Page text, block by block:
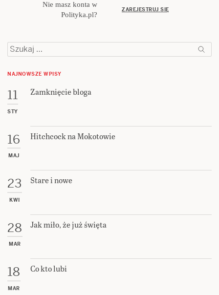
Nie masz konta w
Polityka.pl?
ZAREJESTRUJ SIĘ
Szukaj:
NAJNOWSZE WPISY
11
STY
Zamknięcie bloga
16
MAJ
Hitchcock na Mokotowie
23
KWI
Stare i nowe
28
MAR
Jak miło, że już święta
18
MAR
Co kto lubi